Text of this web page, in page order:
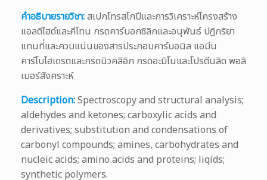
คำอธิบายรายวิชา:สเปกโทรสโกปีและการวิเคราะห์โครงสร้าง
แอลดีไฮด์และคีโทน กรดคาร์บอกซิลิกและอนุพันธ์ ปฎิกริยา
แทนที่และควบแน่นของสารประกอบคาร์บอนิล แอมีน
คาร์โบไฮเดรตและกรดนิวคลิอิก กรดอะมิโนและโปรตีนลิด พอลิ
เมอร์สังคราะห์
Description:Spectroscopy and structural analysis;
aldehydes and ketones; carboxylic acids and
derivatives; substitution and condensations of
carbonyl compounds; amines, carbohydrates and
nucleic acids; amino acids and proteins; liqids;
synthetic polymers.